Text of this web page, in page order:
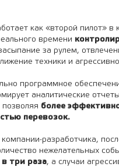
как «второй пилот» в
времени
за рулем,
техники и
программное
аналитические
более
перевозок.
разработчика,
нежелательных
в три раза, а случаи